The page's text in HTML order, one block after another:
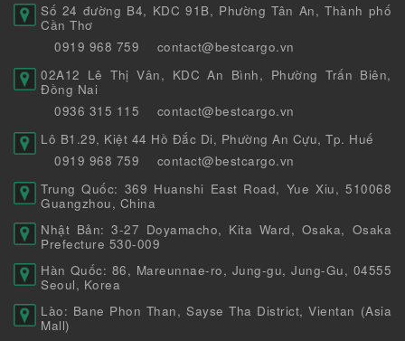
Số 24 đường B4, KDC 91B, Phường Tân An, Thành phố
Cần Thơ
0919 968 759
contact@bestcargo.vn
02A12 Lê Thị Vân, KDC An Bình, Phường Trấn Biên,
Đồng Nai
0936 315 115
contact@bestcargo.vn
Lô B1.29, Kiệt 44 Hồ Đắc Di, Phường An Cựu, Tp. Huế
0919 968 759
contact@bestcargo.vn
Trung Quốc: 369 Huanshi East Road, Yue Xiu, 510068
Guangzhou, China
Nhật Bản: 3-27 Doyamacho, Kita Ward, Osaka, Osaka
Prefecture 530-009
Hàn Quốc: 86, Mareunnae-ro, Jung-gu, Jung-Gu, 04555
Seoul, Korea
Lào: Bane Phon Than, Sayse Tha District, Vientan (Asia
Mall)